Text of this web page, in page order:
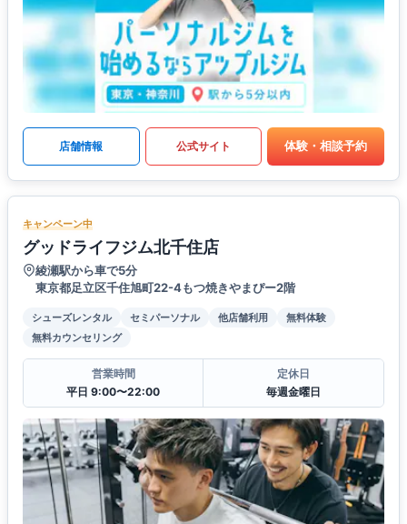
店舗情報 公式サイト 体験・相談予約
キャンペーン中
グッドライフジム北千住店
綾瀬駅から車で5分
東京都足立区千住旭町22-4もつ焼きやまぴー2階
シューズレンタル セミパーソナル 他店舗利用
無料体験
無料カウンセリング
営業時間
平日 9:00〜22:00
定休日
毎週金曜日